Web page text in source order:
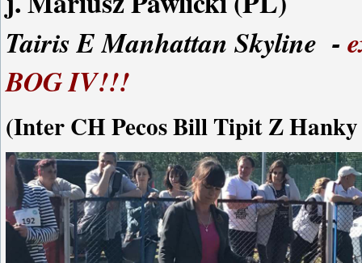
Tairis E Manhattan Skyline -
BOG IV!!!
(Inter CH Pecos Bill Tipit Z